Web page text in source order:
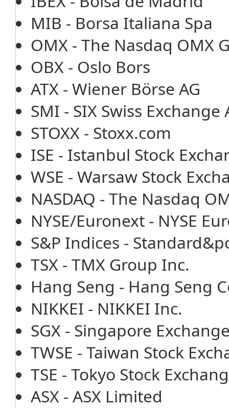
MIB - Borsa Italiana Spa
OMX - The Nasdaq OMX
OBX - Oslo Bors
ATX - Wiener Börse AG
SMI - SIX Swiss Exchange
STOXX - Stoxx.com
ISE - Istanbul Stock
WSE - Warsaw Stock
NASDAQ - The Nasdaq
NYSE/Euronext - NYSE
S&P Indices -
TSX - TMX Group Inc.
Hang Seng - Hang Seng
NIKKEI - NIKKEI Inc.
SGX - Singapore
TWSE - Taiwan Stock
TSE - Tokyo Stock
ASX - ASX Limited